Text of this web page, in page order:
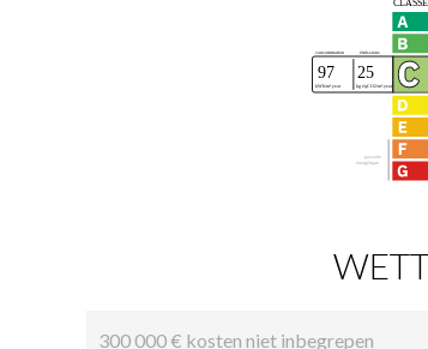
300 000 € kosten niet inbegrepen